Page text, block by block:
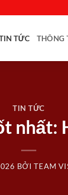
TỨC THÔNG
TIN TỨC
nhất:
BỞITEAM